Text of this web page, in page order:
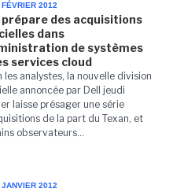
2012
prépare des acquisitions
dans
de systèmes
services cloud
les analystes, la nouvelle division
annoncée par Dell jeudi
laisse présager une série
de la part du Texan, et
observateurs...
2012